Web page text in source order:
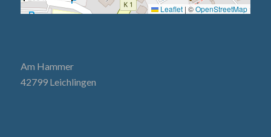
Leaflet | ©OpenStreetMap
Am Hammer
42799 Leichlingen